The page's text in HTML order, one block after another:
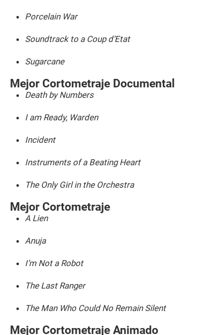
Porcelain War
Soundtrack to a Coup d’Etat
Sugarcane
Mejor Cortometraje Documental
Death by Numbers
I am Ready, Warden
Incident
Instruments of a Beating Heart
The Only Girl in the Orchestra
Mejor Cortometraje
A Lien
Anuja
I’m Not a Robot
The Last Ranger
The Man Who Could No Remain Silent
Mejor Cortometraje Animado